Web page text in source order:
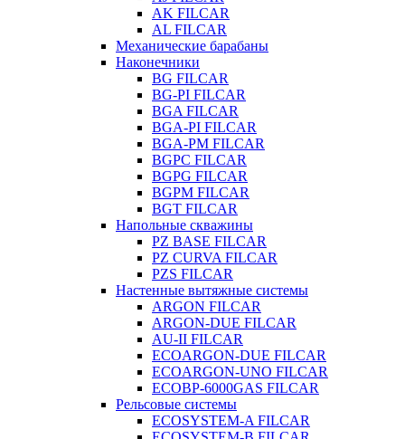
AK FILCAR
AL FILCAR
Механические барабаны
Наконечники
BG FILCAR
BG-PI FILCAR
BGA FILCAR
BGA-PI FILCAR
BGA-PM FILCAR
BGPC FILCAR
BGPG FILCAR
BGPM FILCAR
BGT FILCAR
Напольные скважины
PZ BASE FILCAR
PZ CURVA FILCAR
PZS FILCAR
Настенные вытяжные системы
ARGON FILCAR
ARGON-DUE FILCAR
AU-II FILCAR
ECOARGON-DUE FILCAR
ECOARGON-UNO FILCAR
ECOBP-6000GAS FILCAR
Рельсовые системы
ECOSYSTEM-A FILCAR